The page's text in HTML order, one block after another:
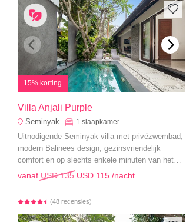
15% korting
Villa Anjali Purple
Seminyak 1 slaapkamer
Uitnodigende Seminyak villa met privézwembad,
modern Balinees design, gezinsvriendelijk
comfort en op slechts enkele minuten van het
strand en eetgelegenheden.
vanaf USD 135 USD 115 /nacht
(48 recensies)